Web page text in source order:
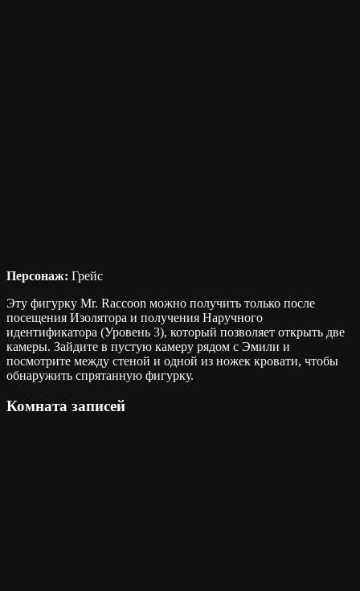
Персонаж: Грейс
Эту фигурку Mr. Raccoon можно получить только после
посещения Изолятора и получения Наручного
идентификатора (Уровень 3), который позволяет открыть две
камеры. Зайдите в пустую камеру рядом с Эмили и
посмотрите между стеной и одной из ножек кровати, чтобы
обнаружить спрятанную фигурку.
Комната записей